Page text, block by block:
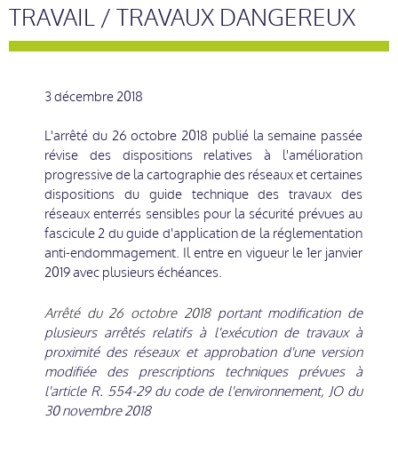
TRAVAIL / TRAVAUX DANGEREUX
3 décembre 2018
L'arrêté du 26 octobre 2018 publié la semaine passée
révise des dispositions relatives à l'amélioration
progressive de la cartographie des réseaux et certaines
dispositions du guide technique des travaux des
réseaux enterrés sensibles pour la sécurité prévues au
fascicule 2 du guide d'application de la réglementation
anti-endommagement. Il entre en vigueur le 1er janvier
2019 avec plusieurs échéances.
Arrêté du 26 octobre 2018 portant modification de
plusieurs arrêtés relatifs à l'exécution de travaux à
proximité des réseaux et approbation d'une version
modifiée des prescriptions techniques prévues à
l'article R. 554-29 du code de l'environnement, JO du
30 novembre 2018